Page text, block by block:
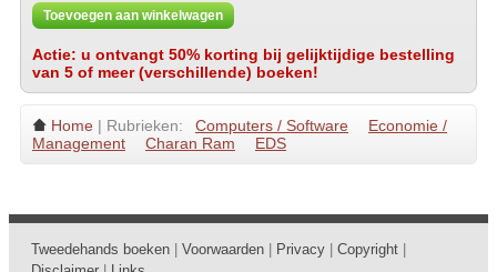
Toevoegen aan winkelwagen
Actie: u ontvangt 50% korting bij gelijktijdige bestelling
van 5 of meer (verschillende) boeken!
Home | Rubrieken: Computers / Software
Economie /
Management
Charan Ram EDS
Tweedehands boeken Voorwaarden Privacy Copyright